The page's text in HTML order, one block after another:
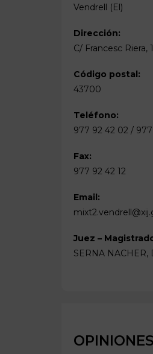
Vendrell (El)
Dirección:
C/ Francesc Riera,
Código postal:
43700
Teléfono:
977 92 42 02 /
Fax:
977 92 42 12
Email:
Juez –
SERNA NACHER,
OPINIONES